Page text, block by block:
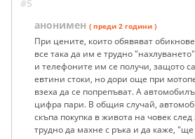
#5
анонимен ( преди 2 години )
При цените, които обявяват
все така да им е трудно
и телефоните им се получи, защото
евтини стоки, но дори още при
взеха да се попрепъват. А
цифра пари. В общия случай,
скъпа покупка в живота на човек
трудно да махне с ръка и да каже,